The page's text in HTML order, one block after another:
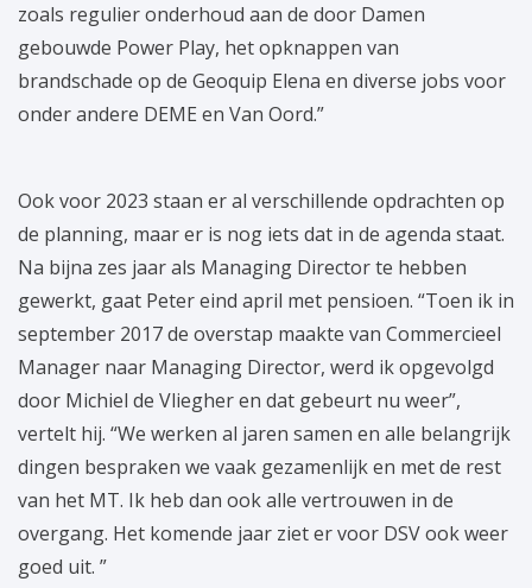
zoals regulier onderhoud aan de door Damen
gebouwde Power Play, het opknappen van
brandschade op de Geoquip Elena en diverse jobs voor
onder andere DEME en Van Oord.”
Ook voor 2023 staan er al verschillende opdrachten op
de planning, maar er is nog iets dat in de agenda staat.
Na bijna zes jaar als Managing Director te hebben
gewerkt, gaat Peter eind april met pensioen. “Toen ik in
september 2017 de overstap maakte van Commercieel
Manager naar Managing Director, werd ik opgevolgd
door Michiel de Vliegher en dat gebeurt nu weer”,
vertelt hij. “We werken al jaren samen en alle belangrijk
dingen bespraken we vaak gezamenlijk en met de rest
van het MT. Ik heb dan ook alle vertrouwen in de
overgang. Het komende jaar ziet er voor DSV ook weer
goed uit. ”